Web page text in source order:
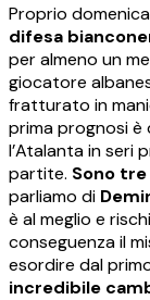
Proprio
difesa
per almeno un
giocatore
fratturato in
prima prognosi è
l’Atalanta in seri
partite. Sono
parliamo di
è al meglio e
conseguenza il
esordire dal
incredibile